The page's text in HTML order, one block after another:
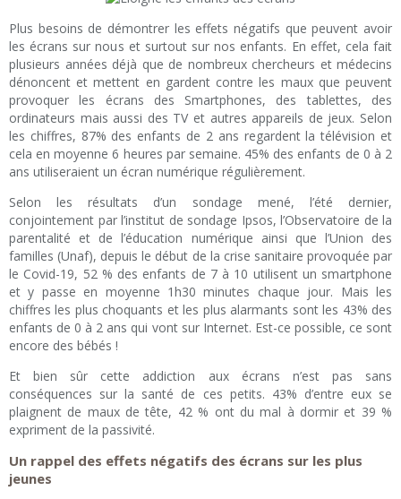
Plus besoins de démontrer les effets négatifs que peuvent avoir
les écrans sur nous et surtout sur nos enfants. En effet, cela fait
plusieurs années déjà que de nombreux chercheurs et médecins
dénoncent et mettent en gardent contre les maux que peuvent
provoquer les écrans des Smartphones, des tablettes, des
ordinateurs mais aussi des TV et autres appareils de jeux. Selon
les chiffres, 87% des enfants de 2 ans regardent la télévision et
cela en moyenne 6 heures par semaine. 45% des enfants de 0 à 2
ans utiliseraient un écran numérique régulièrement.
Selon les résultats d’un sondage mené, l’été dernier,
conjointement par l’institut de sondage Ipsos, l’Observatoire de la
parentalité et de l’éducation numérique ainsi que l’Union des
familles (Unaf), depuis le début de la crise sanitaire provoquée par
le Covid-19, 52 % des enfants de 7 à 10 utilisent un smartphone
et y passe en moyenne 1h30 minutes chaque jour. Mais les
chiffres les plus choquants et les plus alarmants sont les 43% des
enfants de 0 à 2 ans qui vont sur Internet. Est-ce possible, ce sont
encore des bébés !
Et bien sûr cette addiction aux écrans n’est pas sans
conséquences sur la santé de ces petits. 43% d’entre eux se
plaignent de maux de tête, 42 % ont du mal à dormir et 39 %
expriment de la passivité.
Un rappel des effets négatifs des écrans sur les plus
jeunes